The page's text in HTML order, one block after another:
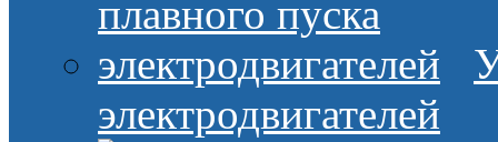
электродвигателей